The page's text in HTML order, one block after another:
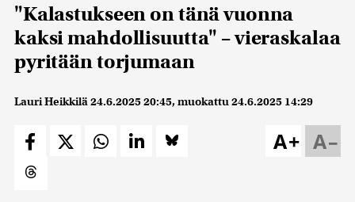
"Kalastukseen on tänä vuonna
kaksi mahdollisuutta" – vieraskalaa
pyritään torjumaan
Lauri Heikkilä24.6.2025 20:45, muokattu24.6.2025 14:29
A–
A+